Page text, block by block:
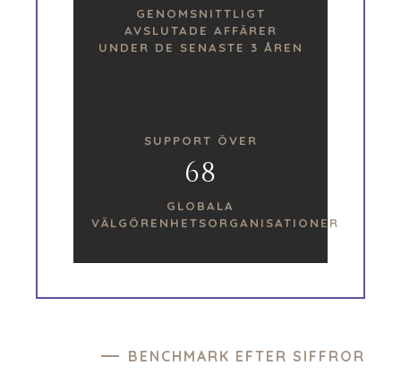
GENOMSNITTLIGT
AVSLUTADE AFFÄRER
UNDER DE SENASTE 3 ÅREN
SUPPORT ÖVER
68
GLOBALA
VÄLGÖRENHETSORGANISATIONER
BENCHMARK EFTER SIFFROR